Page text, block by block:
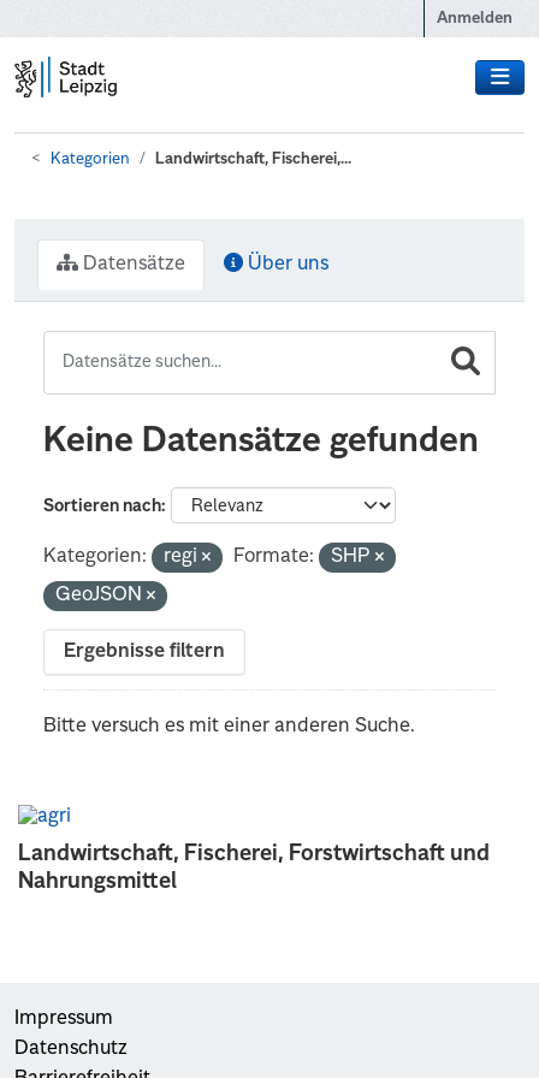
Anmelden
Kategorien Landwirtschaft, Fischerei,...
Landwirtschaft, Fischerei, Forstwirtschaft und
Nahrungsmittel
Datensätze Über uns
Keine Datensätze gefunden
Sortieren nach
Kategorien: regi Formate:
SHP
GeoJSON
Ergebnisse filtern
Bitte versuch es mit einer anderen Suche.
Impressum
Datenschutz